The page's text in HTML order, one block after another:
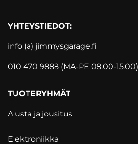
YHTEYSTIEDOT:
info (a) jimmysgarage.fi
010 470 9888 (MA-PE 08.00-15.00)
TUOTERYHMÄT
Alusta ja jousitus
Elektroniikka